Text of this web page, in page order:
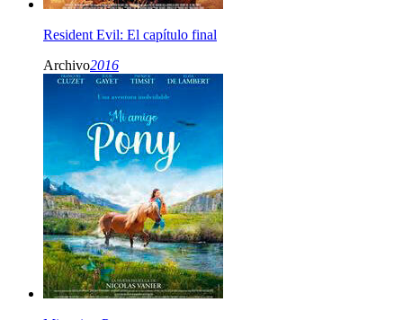
Resident Evil: El capítulo final
Archivo2016